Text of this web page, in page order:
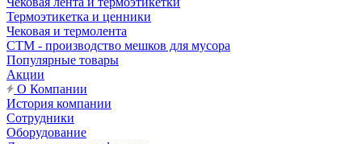
Термоэтикетка и ценники
Чековая и термолента
СТМ - производство мешков для мусора
Популярные товары
Акции
О Компании
История компании
Сотрудники
Оборудование